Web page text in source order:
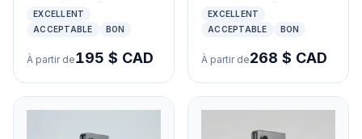
EXCELLENT
ACCEPTABLE
BON
À partir de195 $ CAD
EXCELLENT
ACCEPTABLE
BON
À partir de268 $ CAD